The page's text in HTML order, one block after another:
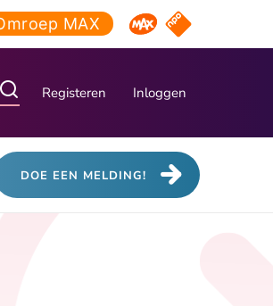
MAX Omroep MAX
NPO Start
Registeren Inloggen
DOE EEN MELDING!